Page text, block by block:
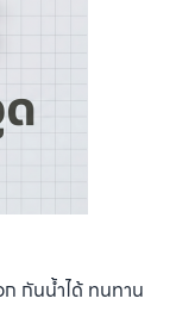
ก กันน้ำได้ ทนทาน